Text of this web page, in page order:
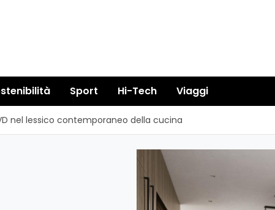
Sport Hi-Tech Viaggi
nel lessico contemporaneo della cucina